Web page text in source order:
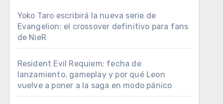
Yoko Taro escribirá la nueva serie de
Evangelion: el crossover definitivo para fans
de NieR
Resident Evil Requiem: fecha de
lanzamiento, gameplay y por qué Leon
vuelve a poner a la saga en modo pánico